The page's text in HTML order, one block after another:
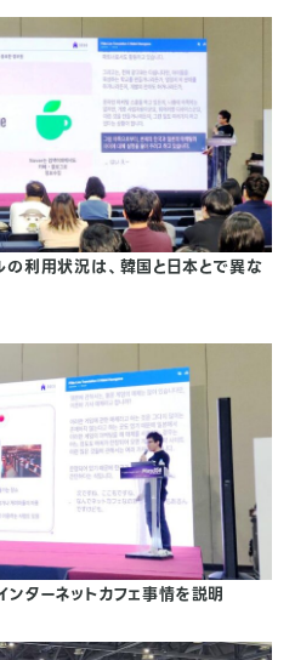
の利用状況は、韓国と日本とで異な
ターネットカフェ事情を説明